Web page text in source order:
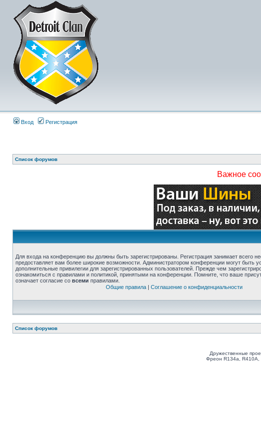
Вход Регистрация
Список форумов
Важное
Для входа на конференцию вы должны быть зарегистрированы. Регистрация занимает всего
предоставляет вам более широкие возможности. Администратором конференции могут быть
дополнительные привилегии для зарегистрированных пользователей. Прежде чем
ознакомиться с правилами и политикой, принятыми на конференции. Помните, что ваше
означает согласие со всеми правилами.
Общие правила| Соглашение о конфиденциальности
Список форумов
Дружественные
Фреон R134a, R410A,